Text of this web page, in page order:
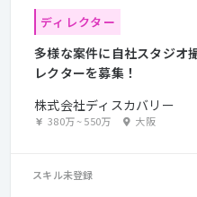
ディレクター
多様な案件に自社スタジオ
レクターを募集！
株式会社ディスカバリー
380万~550万 大阪
スキル未登録